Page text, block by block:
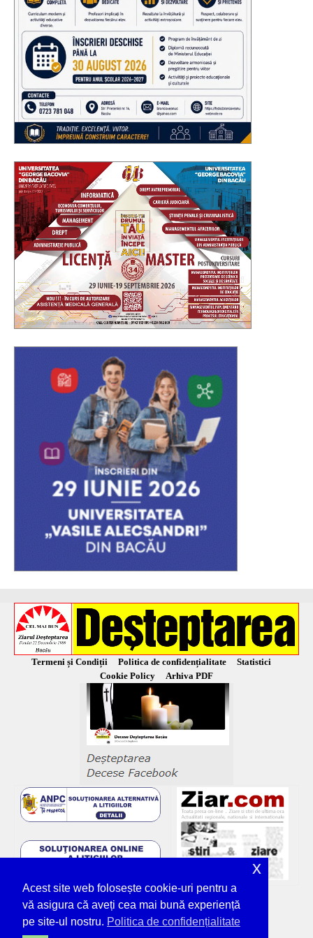
Termeni și Condiții Politica de confidențialitate
Statistici
Cookie Policy
Arhiva PDF
Acest site web folosește cookie-uri pentru a
vă asigura că aveți cea mai bună experiență
pe site-ul nostru. Politica de confidențialitate
x